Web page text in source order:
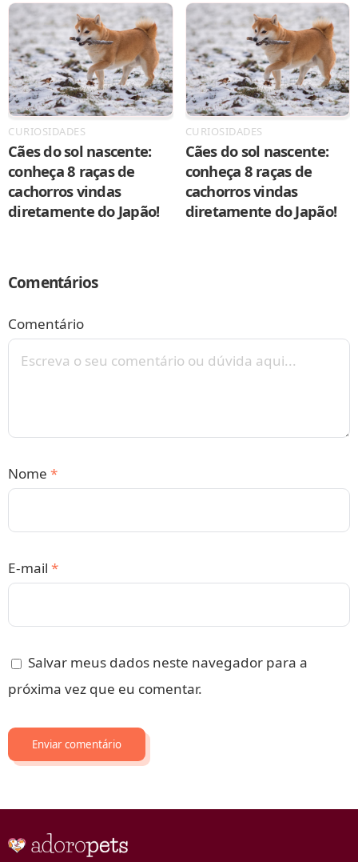
CURIOSIDADES
Cães do sol nascente:
conheça 8 raças de
cachorros vindas
diretamente do Japão!
CURIOSIDADES
Cães do sol nascente:
conheça 8 raças de
cachorros vindas
diretamente do Japão!
Comentários
Comentário
Nome *
E-mail *
Salvar meus dados neste navegador para a
próxima vez que eu comentar.